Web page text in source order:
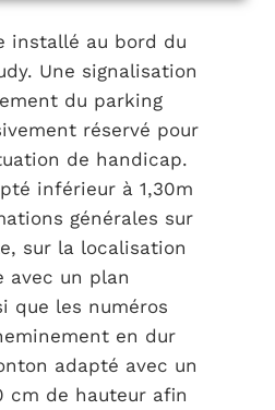
installé au bord du
Une signalisation
du parking
réservé pour
de handicap.
inférieur à 1,30m
générales sur
sur la localisation
avec un plan
que les numéros
en dur
adapté avec un
cm de hauteur afin